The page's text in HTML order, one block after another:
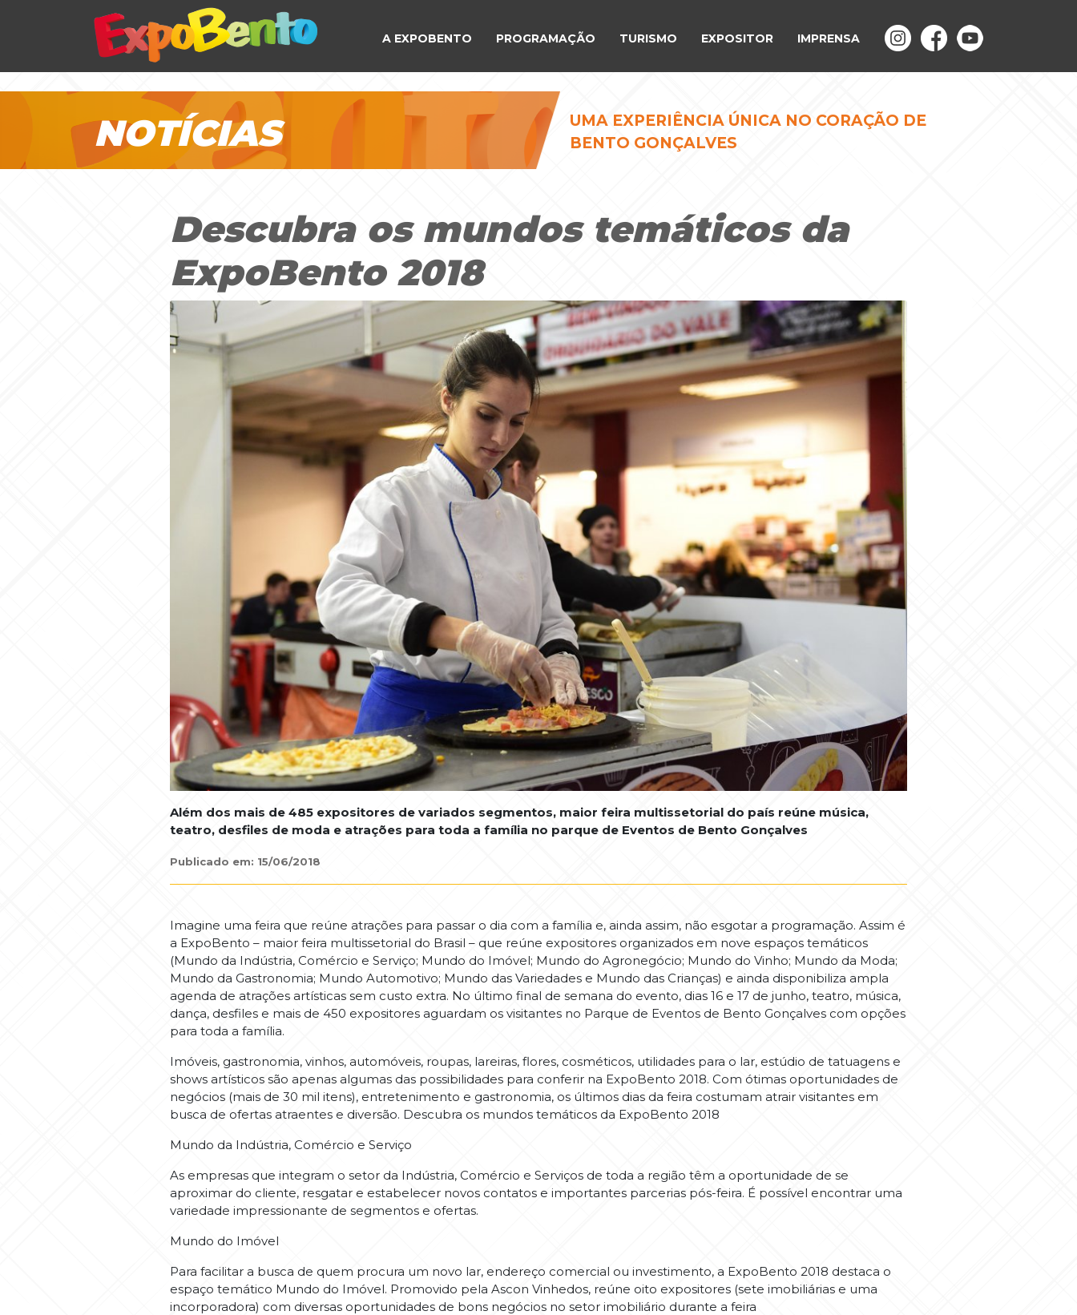
A EXPOBENTO PROGRAMAÇÃO TURISMO EXPOSITOR IMPRENSA
NOTÍCIAS
UMA EXPERIÊNCIA ÚNICA NO CORAÇÃO DE
BENTO GONÇALVES
Descubra os mundos temáticos da
ExpoBento 2018
Além dos mais de 485 expositores de variados segmentos, maior feira multissetorial do país reúne música,
teatro, desfiles de moda e atrações para toda a família no parque de Eventos de Bento Gonçalves
Publicado em: 15/06/2018
Imagine uma feira que reúne atrações para passar o dia com a família e, ainda assim, não esgotar a programação. Assim é
a ExpoBento – maior feira multissetorial do Brasil – que reúne expositores organizados em nove espaços temáticos
(Mundo da Indústria, Comércio e Serviço; Mundo do Imóvel; Mundo do Agronegócio; Mundo do Vinho; Mundo da Moda;
Mundo da Gastronomia; Mundo Automotivo; Mundo das Variedades e Mundo das Crianças) e ainda disponibiliza ampla
agenda de atrações artísticas sem custo extra. No último final de semana do evento, dias 16 e 17 de junho, teatro, música,
dança, desfiles e mais de 450 expositores aguardam os visitantes no Parque de Eventos de Bento Gonçalves com opções
para toda a família.
Imóveis, gastronomia, vinhos, automóveis, roupas, lareiras, flores, cosméticos, utilidades para o lar, estúdio de tatuagens e
shows artísticos são apenas algumas das possibilidades para conferir na ExpoBento 2018. Com ótimas oportunidades de
negócios (mais de 30 mil itens), entretenimento e gastronomia, os últimos dias da feira costumam atrair visitantes em
busca de ofertas atraentes e diversão. Descubra os mundos temáticos da ExpoBento 2018
Mundo da Indústria, Comércio e Serviço
As empresas que integram o setor da Indústria, Comércio e Serviços de toda a região têm a oportunidade de se
aproximar do cliente, resgatar e estabelecer novos contatos e importantes parcerias pós-feira. É possível encontrar uma
variedade impressionante de segmentos e ofertas.
Mundo do Imóvel
Para facilitar a busca de quem procura um novo lar, endereço comercial ou investimento, a ExpoBento 2018 destaca o
espaço temático Mundo do Imóvel. Promovido pela Ascon Vinhedos, reúne oito expositores (sete imobiliárias e uma
incorporadora) com diversas oportunidades de bons negócios no setor imobiliário durante a feira